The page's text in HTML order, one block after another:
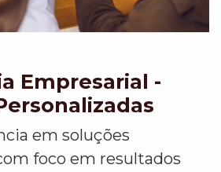
Empresarial -
em soluções
foco em resultados